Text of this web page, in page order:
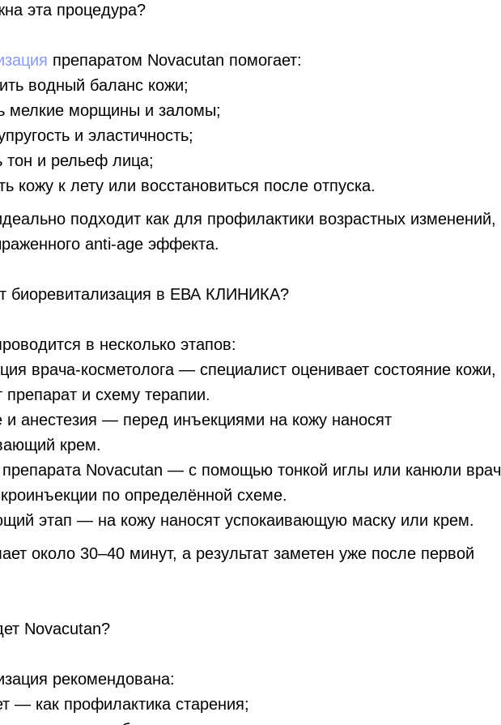
эта процедура?
препаратом Novacutan помогает:
водный баланс кожи;
мелкие морщины и заломы;
и эластичность;
тон и рельеф лица;
кожу к лету или восстановиться после отпуска.
подходит как для профилактики возрастных изменений,
anti-age эффекта.
биоревитализация в ЕВА КЛИНИКА?
в несколько этапов:
врача-косметолога — специалист оценивает состояние кожи,
препарат и схему терапии.
анестезия — перед инъекциями на кожу наносят
крем.
Novacutan — с помощью тонкой иглы или канюли врач
по определённой схеме.
этап — на кожу наносят успокаивающую маску или крем.
около 30–40 минут, а результат заметен уже после первой
Novacutan?
рекомендована:
— как профилактика старения;